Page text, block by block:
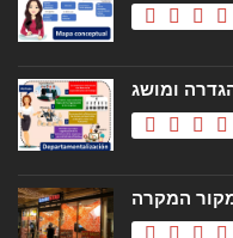
ומושג